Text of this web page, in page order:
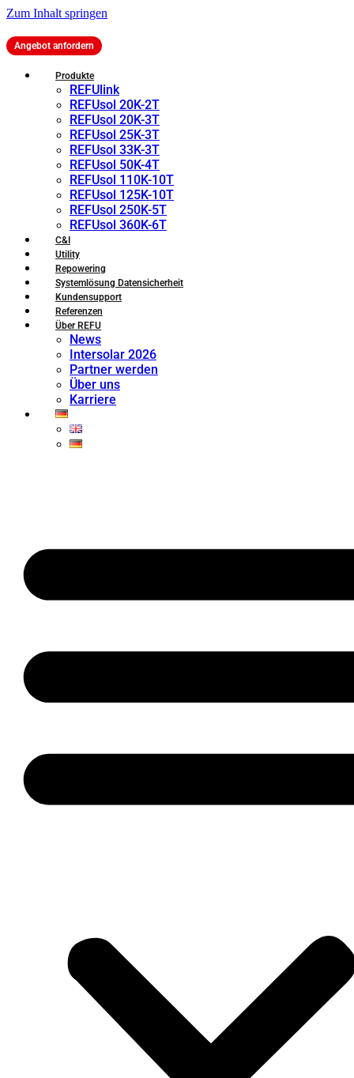
Zum Inhalt springen
Angebot anfordern
Produkte
REFUlink
REFUsol 20K-2T
REFUsol 20K-3T
REFUsol 25K-3T
REFUsol 33K-3T
REFUsol 50K-4T
REFUsol 110K-10T
REFUsol 125K-10T
REFUsol 250K-5T
REFUsol 360K-6T
C&I
Utility
Repowering
Systemlösung Datensicherheit
Kundensupport
Referenzen
Über REFU
News
Intersolar 2026
Partner werden
Über uns
Karriere